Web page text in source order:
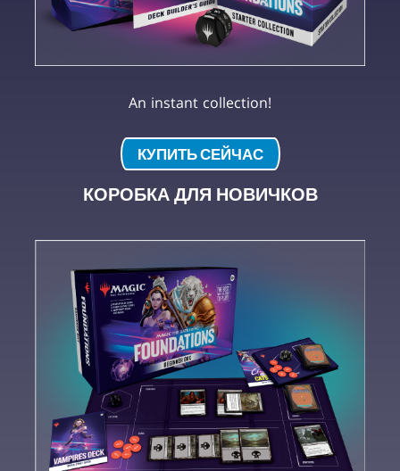
An instant collection!
КУПИТЬ СЕЙЧАС
КОРОБКА ДЛЯ НОВИЧКОВ